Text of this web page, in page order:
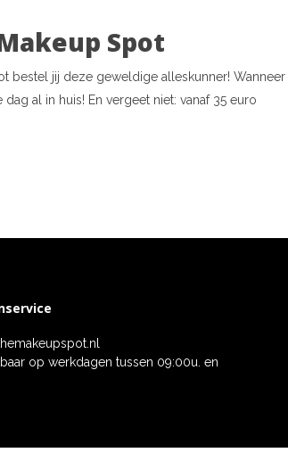
Spot
bestel jij deze geweldige alleskunner! Wanneer
al in huis! En vergeet niet: vanaf 35 euro
op werkdagen tussen 09:00u. en